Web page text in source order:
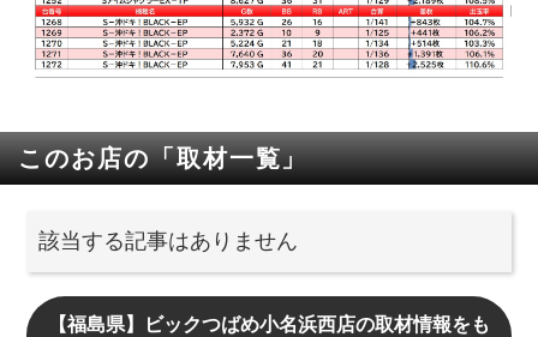
このお店の「取材一覧」
該当する記事はありません
【福島県】ビックつばめ小名浜西店の取材情報をも